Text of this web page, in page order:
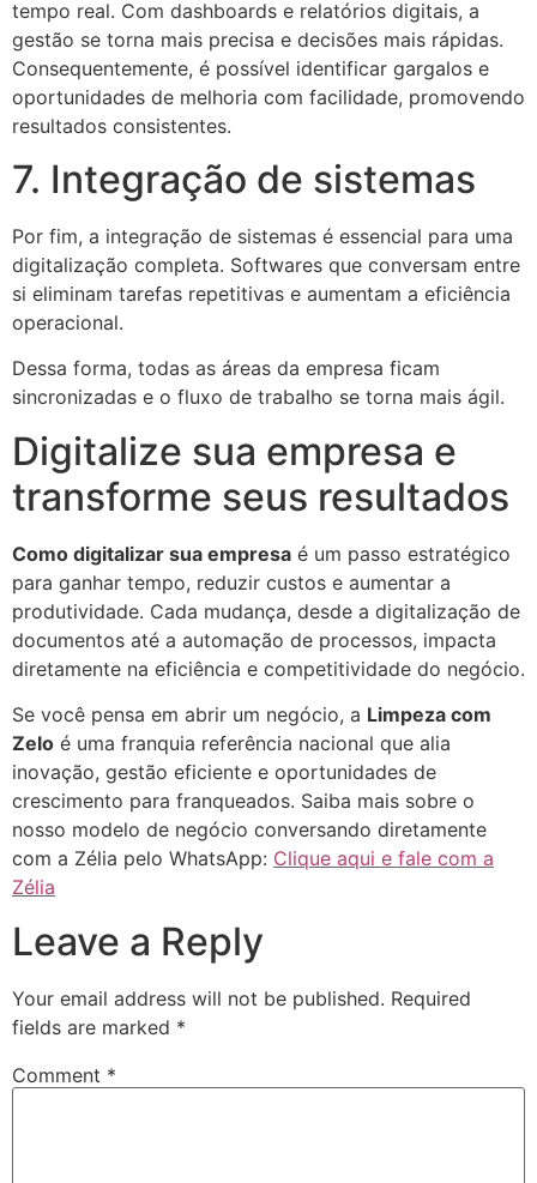
tempo real. Com dashboards e relatórios digitais, a
gestão se torna mais precisa e decisões mais rápidas.
Consequentemente, é possível identificar gargalos e
oportunidades de melhoria com facilidade, promovendo
resultados consistentes.
7. Integração de sistemas
Por fim, a integração de sistemas é essencial para uma
digitalização completa. Softwares que conversam entre
si eliminam tarefas repetitivas e aumentam a eficiência
operacional.
Dessa forma, todas as áreas da empresa ficam
sincronizadas e o fluxo de trabalho se torna mais ágil.
Digitalize sua empresa e
transforme seus resultados
Como digitalizar sua empresa é um passo estratégico
para ganhar tempo, reduzir custos e aumentar a
produtividade. Cada mudança, desde a digitalização de
documentos até a automação de processos, impacta
diretamente na eficiência e competitividade do negócio.
Se você pensa em abrir um negócio, a Limpeza com
Zelo é uma franquia referência nacional que alia
inovação, gestão eficiente e oportunidades de
crescimento para franqueados. Saiba mais sobre o
nosso modelo de negócio conversando diretamente
com a Zélia pelo WhatsApp: Clique aqui e fale com a
Zélia
Leave a Reply
Your email address will not be published. Required
fields are marked *
Comment *